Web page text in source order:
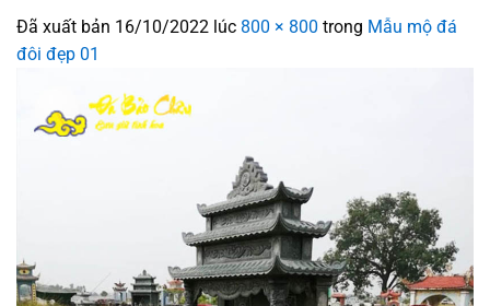
Đã xuất bản 16/10/2022 lúc 800 × 800 trong Mẫu mộ đá
đôi đẹp 01